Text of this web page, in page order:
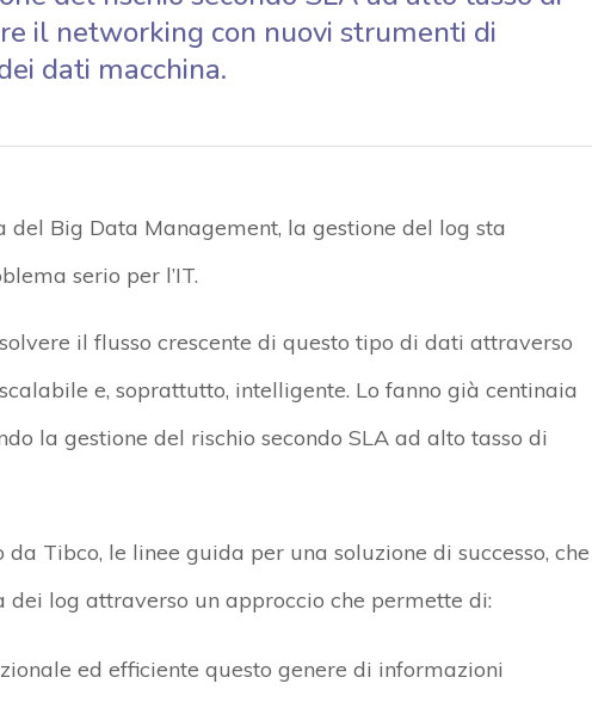
il networking con nuovi strumenti di
dati macchina.
del Big Data Management, la gestione del log sta
serio per l’IT.
il flusso crescente di questo tipo di dati attraverso
e, soprattutto, intelligente. Lo fanno già centinaia
la gestione del rischio secondo SLA ad alto tasso di
Tibco, le linee guida per una soluzione di successo, che
dei log attraverso un approccio che permette di:
ed efficiente questo genere di informazioni